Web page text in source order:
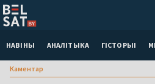
НАВІНЫ АНАЛІТЫКА ГІСТОРЫІ
Каментар